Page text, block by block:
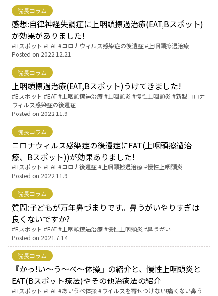
院長コラム
感想:自律神経失調症に上咽頭擦過治療(EAT,Bスポット)
が効果がありました!
Tags:
Bスポット EAT コロナウィルス感染症の後遺症
上咽頭擦過治療
Posted on 2022.12.21
院長コラム
上咽頭擦過治療(EAT,Bスポット)うけてきました!
Tags:
Bスポット EAT 上咽頭擦過治療 上咽頭炎 慢性上咽頭炎
新型コロナ
ウィルス感染症の後遺症
Posted on 2022.11.9
院長コラム
コロナウィルス感染症の後遺症にEAT(上咽頭擦過治
療、Bスポット))が効果ありました!
Tags:
Bスポット EAT コロナ後遺症 上咽頭擦過治療 慢性上咽頭炎
Posted on 2022.11.9
院長コラム
質問:子どもが万年鼻づまりです。鼻うがいやりすぎは
良くないですか?
Tags:
Bスポット EAT 上咽頭擦過治療 慢性上咽頭炎
鼻うがい
Posted on 2021.7.14
院長コラム
『かっ!い〜う〜べ〜体操』の紹介と、慢性上咽頭炎と
EAT(Bスポット療法)やその他治療法の紹介
Tags:
Bスポット EAT あいうべ体操
ウイルスを寄せつけない!痛くない鼻う
その他の診療内容
‘さんルーム’ でさまざまな講座・クラス
遠方にお住まいで当院での出産を希望される方へ
医師プロフィール
English Page